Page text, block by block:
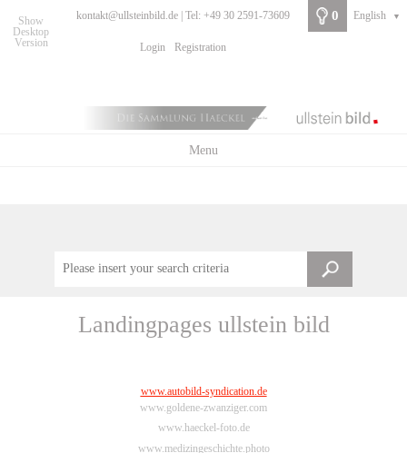
Show
Desktop
Version
kontakt@ullsteinbild.de | Tel: +49 30 2591-73609
Login Registration
0 English ▼
Menu
Landingpages ullstein bild
www.autobild-syndication.de
www.goldene-zwanziger.com
www.haeckel-foto.de
www.medizingeschichte.photo